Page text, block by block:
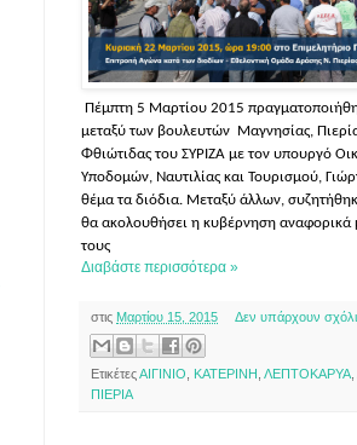
Πέμπτη 5 Μαρτίου 2015
μεταξύ των βουλευτών Μαγνησίας,
Φθιώτιδας του ΣΥΡΙΖΑ με τον υπουργό
Υποδομών, Ναυτιλίας και Τουρισμού,
θέμα τα διόδια. Μεταξύ άλλων,
θα ακολουθήσει η κυβέρνηση αναφορικά
τους
Διαβάστε περισσότερα »
στις Μαρτίου 15, 2015 Δεν υπάρχουν
ΕτικέτεςΑΙΓΙΝΙΟ ΚΑΤΕΡΙΝΗ ΛΕΠΤΟΚΑΡΥΑ
ΠΙΕΡΙΑ